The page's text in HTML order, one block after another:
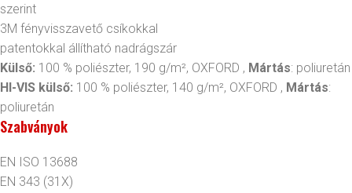
szerint
3M fényvisszavető csíkokkal
patentokkal állítható nadrágszár
Külső: 100 % poliészter, 190 g/m², OXFORD , Mártás: poliuretán
HI-VIS külső: 100 % poliészter, 140 g/m², OXFORD , Mártás:
poliuretán
Szabványok
EN ISO 13688
EN 343 (31X)